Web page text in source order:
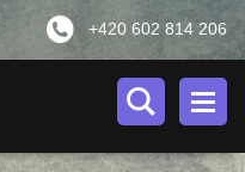
+420 602 814 206